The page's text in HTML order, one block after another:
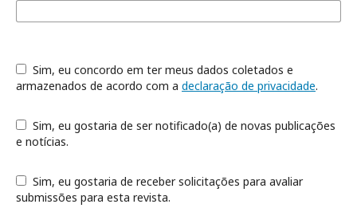
armazenados de acordo com a declaração de privacidade.
e notícias.
submissões para esta revista.